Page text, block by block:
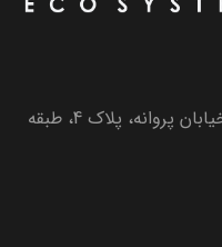
تهران، بزرگراه جلال آل احمد، خیابان پروانه، پلاک 4، طبقه